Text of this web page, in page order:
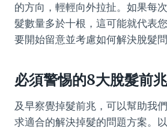
的方向，輕輕向外拉扯。如果每
髮數量多於十根，這可能就代表
要開始留意並考慮如何解決脫髮問
必須警惕的8大脫髮前兆
及早察覺掉髮前兆，可以幫助我
求適合的解決掉髮的問題方案。